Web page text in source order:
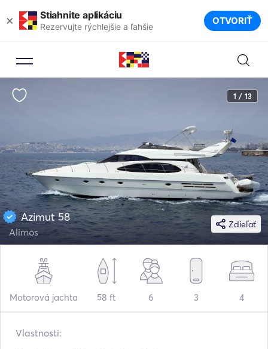
× Stiahnite aplikáciu
Rezervujte rýchlejšie a ľahšie OTVORIŤ
1 / 13
Zdieľať
Azimut 58
Alimos
Motorová jachta 58 ft 6 3 4
Vlastnosti: